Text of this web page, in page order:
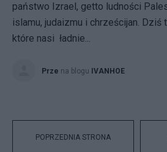
państwo Izrael, getto ludności
islamu, judaizmu i chrześcijan. Dziś
które nasi ładnie...
Prze na blogu IVANHOE
POPRZEDNIA STRONA